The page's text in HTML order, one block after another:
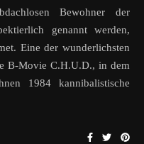
genannt werden,
Eine der wunderlichsten
B-Movie C.H.U.D., in dem
1984 kannibalistische